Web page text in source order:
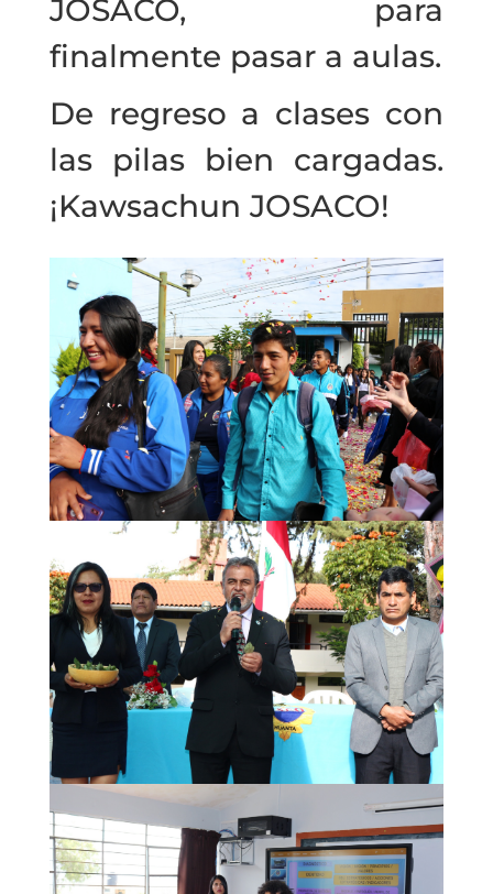
JOSACO, para
finalmente pasar a aulas.
De regreso a clases con
las pilas bien cargadas.
¡Kawsachun JOSACO!